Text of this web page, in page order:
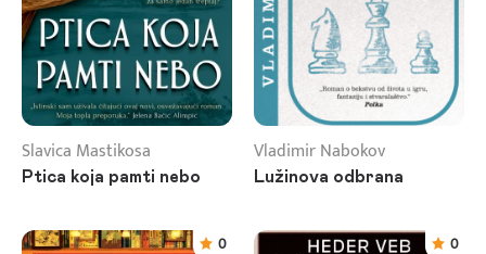
Slavica Mastikosa
Ptica koja pamti nebo
Vladimir Nabokov
Lužinova odbrana
0 0